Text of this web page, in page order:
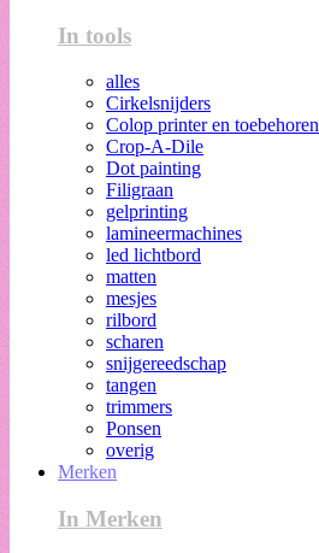
In tools
alles
Cirkelsnijders
Colop printer en toebehoren
Crop-A-Dile
Dot painting
Filigraan
gelprinting
lamineermachines
led lichtbord
matten
mesjes
rilbord
scharen
snijgereedschap
tangen
trimmers
Ponsen
overig
Merken
In Merken